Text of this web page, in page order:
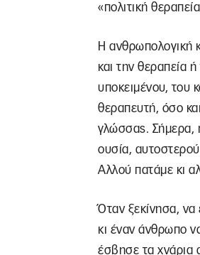
«πολιτική
Η ανθρωπολογική
και την θεραπεία
υποκειμένου, του
θεραπευτή, όσο
γλώσσας. Σήμερα,
ουσία,
Αλλού πατάμε κι
Όταν ξεκίνησα,
κι έναν άνθρωπο
έσβησε τα χνάρια